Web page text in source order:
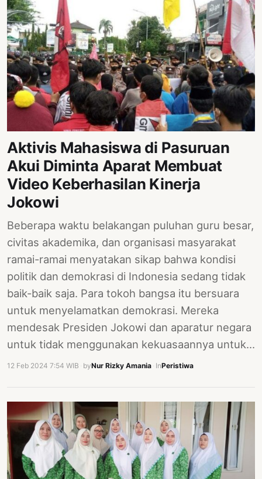
Aktivis Mahasiswa di Pasuruan
Akui Diminta Aparat Membuat
Video Keberhasilan Kinerja
Jokowi
Beberapa waktu belakangan puluhan guru besar,
civitas akademika, dan organisasi masyarakat
ramai-ramai menyatakan sikap bahwa kondisi
politik dan demokrasi di Indonesia sedang tidak
baik-baik saja. Para tokoh bangsa itu bersuara
untuk menyelamatkan demokrasi. Mereka
mendesak Presiden Jokowi dan aparatur negara
untuk tidak menggunakan kekuasaannya untuk…
12 Feb 2024 7:54 WIB byNur Rizky Amania InPeristiwa